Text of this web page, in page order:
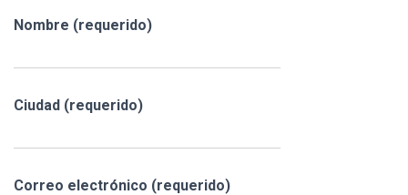
Nombre (requerido)
Ciudad (requerido)
Correo electrónico (requerido)